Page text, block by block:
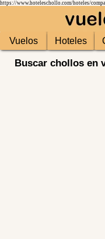
https://www.hoteleschollo.com/hoteles/
Vuelos Hoteles
Buscar chollos en